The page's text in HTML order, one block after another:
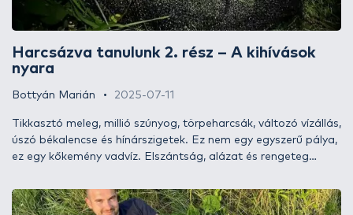
Harcsázva tanulunk 2. rész – A kihívások
nyara
Bottyán Marián 2025-07-11
Tikkasztó meleg, millió szúnyog, törpeharcsák, változó vízállás,
úszó békalencse és hínárszigetek. Ez nem egy egyszerű pálya,
ez egy kőkemény vadvíz. Elszántság, alázat és rengeteg
élni, nem is tagadom, a részemről ráfordított időmennyiség
már közel áll ehhez.